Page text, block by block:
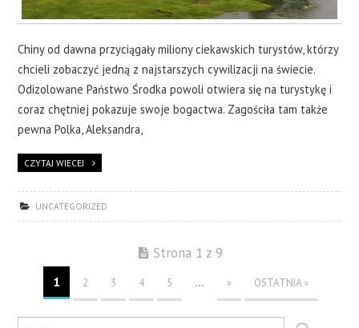
Chiny od dawna przyciągały miliony ciekawskich turystów, którzy
chcieli zobaczyć jedną z najstarszych cywilizacji na świecie.
Odizolowane Państwo Środka powoli otwiera się na turystykę i
coraz chętniej pokazuje swoje bogactwa. Zagościła tam także
pewna Polka, Aleksandra,
CZYTAJ WIECEJ
UNCATEGORIZED
Strona 1 z 9
1 2 3 4 5 ... » OSTATNIA »